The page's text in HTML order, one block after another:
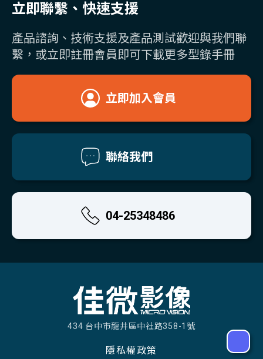
立即聯繫、快速支援
產品諮詢、技術支援及產品測試歡迎與我們聯
繫，或立即註冊會員即可下載更多型錄手冊
立即加入會員
聯絡我們
04-25348486
434 台中市龍井區中社路358-1號
隱私權政策